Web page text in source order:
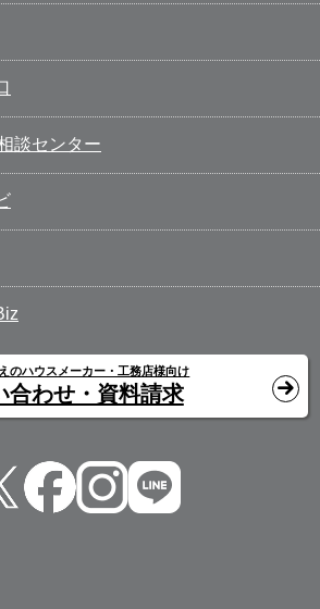
談センター
のハウスメーカー・工務店様向け
合わせ・資料請求